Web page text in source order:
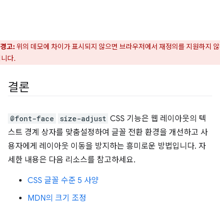
경고: 위의 데모에 차이가 표시되지 않으면 브라우저에서 재정의를 지원하지
다.
결론
@font-face size-adjust CSS 기능은 웹 레이아웃의 텍
스트 경계 상자를 맞춤설정하여 글꼴 전환 환경을 개선하고 사
용자에게 레이아웃 이동을 방지하는 흥미로운 방법입니다. 자
세한 내용은 다음 리소스를 참고하세요.
CSS 글꼴 수준 5 사양
MDN의 크기 조정